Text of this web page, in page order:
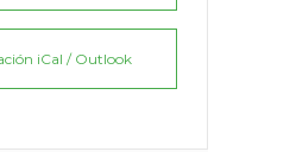
iCal / Outlook